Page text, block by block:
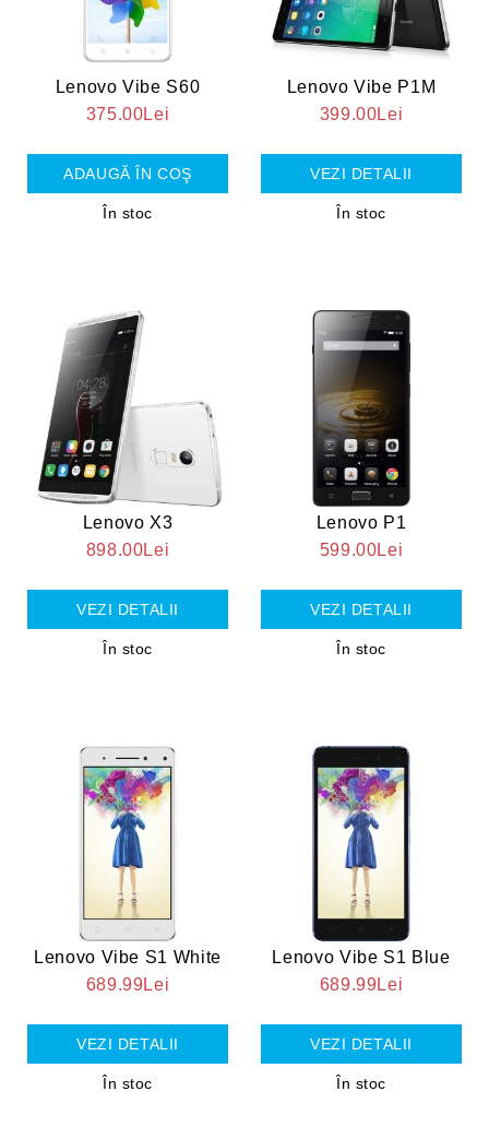
Lenovo Vibe S60
375.00Lei
În stoc
Lenovo Vibe P1M
399.00Lei
VEZI DETALII
În stoc
Lenovo X3
898.00Lei
VEZI DETALII
În stoc
Lenovo P1
599.00Lei
VEZI DETALII
În stoc
Lenovo Vibe S1 White
689.99Lei
VEZI DETALII
În stoc
Lenovo Vibe S1 Blue
689.99Lei
VEZI DETALII
În stoc